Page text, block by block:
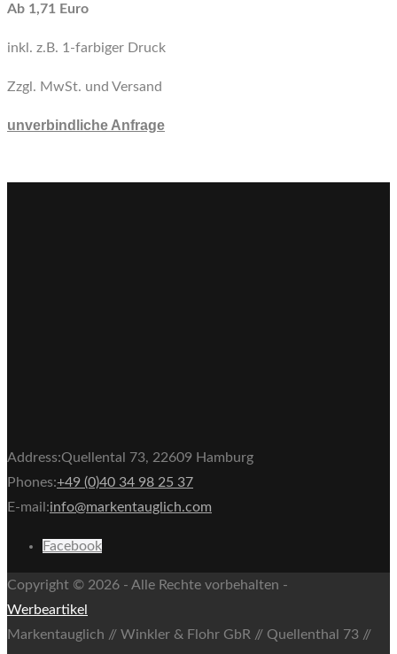
Ab 1,71 Euro
inkl. z.B. 1-farbiger Druck
Zzgl. MwSt. und Versand
unverbindliche Anfrage
Address:Quellental 73, 22609 Hamburg
Phones:+49 (0)40 34 98 25 37
E-mail:info@markentauglich.com
Facebook
Copyright © 2026 - Alle Rechte vorbehalten -
Werbeartikel
Markentauglich // Winkler & Flohr GbR // Quellenthal 73 //